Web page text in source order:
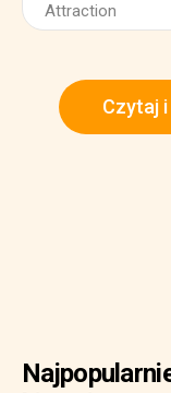
Attraction
Czytaj i